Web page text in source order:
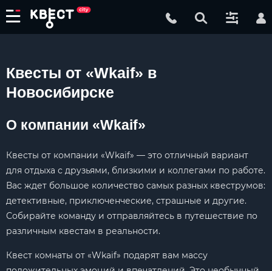
Квесты от «Wkaif» в
Новосибирске
О компании «Wkaif»
Квесты от компании «Wkaif» — это отличный вариант
для отдыха с друзьями, близкими и коллегами по работе.
Вас ждет большое количество самых разных квеструмов:
детективные, приключенческие, страшные и другие.
Собирайте команду и отправляйтесь в путешествие по
различным квестам в реальности.
Квест комнаты от «Wkaif» подарят вам массу